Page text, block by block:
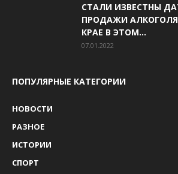
СТАЛИ ИЗВЕСТНЫ
ПРОДАЖИ
КРАЕ В ЭТОМ...
07.01.2022
ПОПУЛЯРНЫЕ КАТЕГОРИИ
НОВОСТИ
РАЗНОЕ
ИСТОРИИ
СПОРТ